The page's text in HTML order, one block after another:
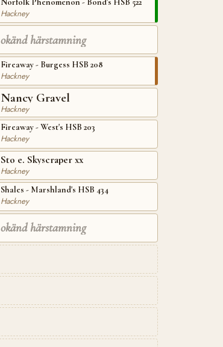
Hackney
okänd härstamning
Fireaway - Burgess HSB 208
Hackney
Nancy Gravel
Hackney
Fireaway - West's HSB 203
Hackney
Sto e. Skyscraper xx
Hackney
Shales - Marshland's HSB 434
Hackney
okänd härstamning